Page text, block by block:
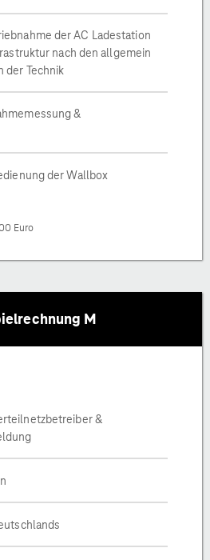
der AC Ladestation
nach den allgemein
der Technik
&
der Wallbox
Euro
M
&